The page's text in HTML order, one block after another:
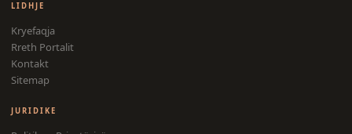
LIDHJE
Kryefaqja
Rreth Portalit
Kontakt
Sitemap
JURIDIKE